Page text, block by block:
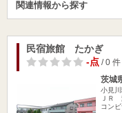
関連情報から探す
民宿旅館 たかぎ
-点/ 0 件
茨城
小見
ＪＲ
コン